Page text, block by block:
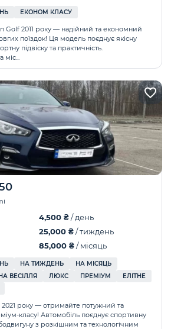
ЕКОНОМ КЛАСУ
Golf 2011 року — надійний та економний
поїздок! Ця модель поєднує якісну
підвіску та практичність.
міс...
4,500 ₴/ день
25,000 ₴/ тиждень
85,000 ₴/ місяць
НА ТИЖДЕНЬ
НА МІСЯЦЬ
ВЕСІЛЛЯ ЛЮКС ПРЕМІУМ
ЕЛІТНЕ
року — отримайте потужний та
класу! Автомобіль поєднує спортивну
з розкішним та технологічним